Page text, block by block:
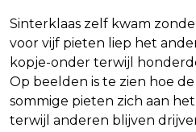
Sinterklaas zelf kwam
voor vijf pieten liep het
kopje-onder terwijl
Op beelden is te zien hoe
sommige pieten zich aan
terwijl anderen blijven